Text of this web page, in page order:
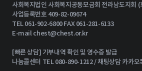
사회복지법인 사회복지공동모금회 전라남도지회
사업등록번호 409-82-09674
TEL 061-902-6800 FAX 061-281-6133
E-mailchest@chest.or.kr
[빠른 상담] 기부내역 확인 및 영수증 발급
나눔콜센터 TEL 080-890-1212 / 채팅상담 카카